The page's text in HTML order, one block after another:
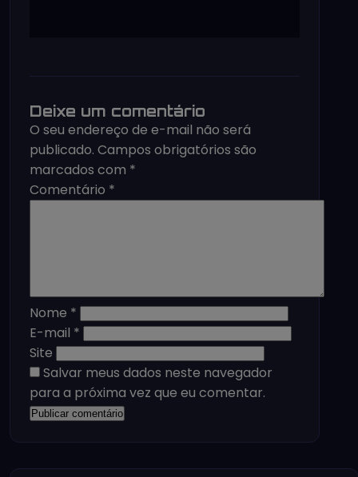
Deixe um comentário
O seu endereço de e-mail não será
publicado. Campos obrigatórios são
marcados com *
Comentário *
Nome *
E-mail *
Site
Salvar meus dados neste navegador
para a próxima vez que eu comentar.